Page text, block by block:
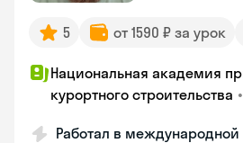
5 от 1590 ₽ за урок
Национальная академия
курортного строительства •
Работал в